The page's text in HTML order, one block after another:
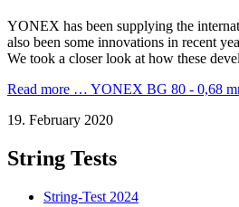
YONEX has been supplying the
also been some innovations in recent
We took a closer look at how these
Read more … YONEX BG 80 - 0,68
19. February 2020
String Tests
String-Test 2024